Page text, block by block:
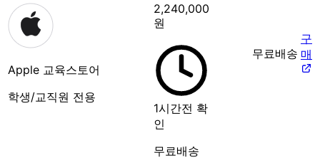
Apple 교육스토어
학생/교직원 전용
2,240,000
원
1시간전 확
인
무료배송
무료배송
구
매